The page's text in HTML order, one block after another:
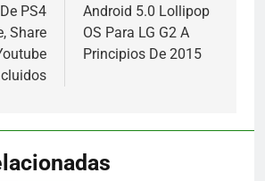
PS4
Share
Android 5.0 Lollipop
OS Para LG G2 A
Principios De 2015